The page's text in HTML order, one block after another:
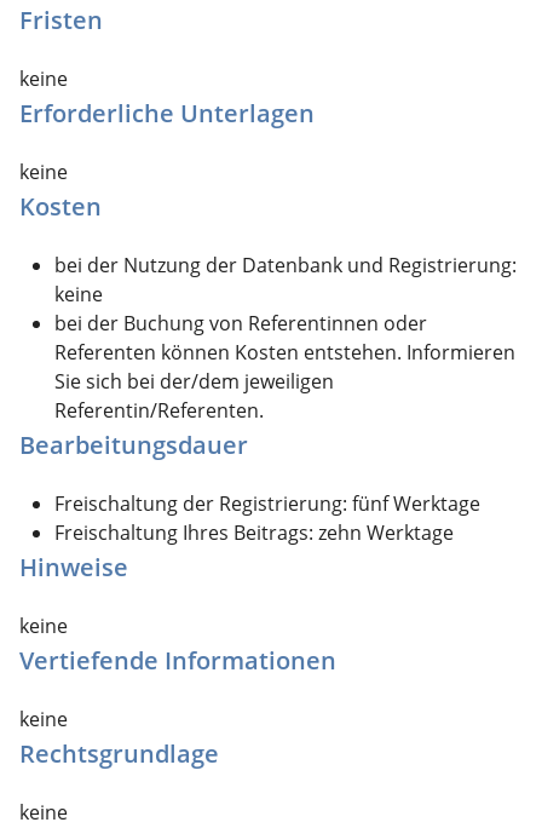
Fristen
keine
Erforderliche Unterlagen
keine
Kosten
bei der Nutzung der Datenbank und Registrierung:
keine
bei der Buchung von Referentinnen oder
Referenten können Kosten entstehen. Informieren
Sie sich bei der/dem jeweiligen
Referentin/Referenten.
Bearbeitungsdauer
Freischaltung der Registrierung: fünf Werktage
Freischaltung Ihres Beitrags: zehn Werktage
Hinweise
keine
Vertiefende Informationen
keine
Rechtsgrundlage
keine